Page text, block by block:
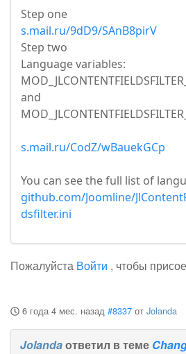
Step one
s.mail.ru/9dD9/SAnB8pirV
Step two
Language variables:
and
s.mail.ru/CodZ/wBauekGCp
You can see the full list of
github.com/Joomline/
dsfilter.ini
Пожалуйста Войти , чтобы
6 года 4 мес. назад #8337 от Jolanda
Jolandaответил в теме